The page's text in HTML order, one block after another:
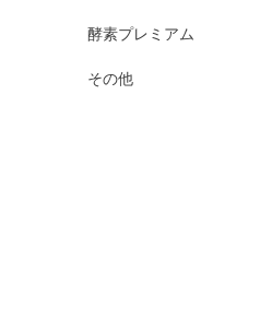
酵素プレミアム
その他